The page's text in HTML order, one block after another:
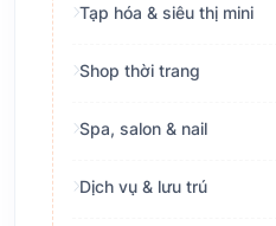
Tạp hóa & siêu thị mini
Shop thời trang
Spa, salon & nail
Dịch vụ & lưu trú